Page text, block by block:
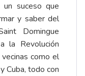
un suceso que
y saber del
Domingue
la Revolución
como el
Cuba, todo con